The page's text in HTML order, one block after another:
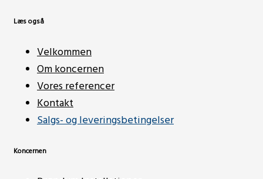
Læs også
Velkommen
Om koncernen
Vores referencer
Kontakt
Salgs- og leveringsbetingelser
Koncernen